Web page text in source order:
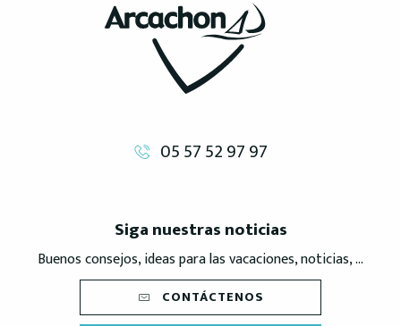
05 57 52 97 97
Siga nuestras noticias
Buenos consejos, ideas para las vacaciones, noticias, ...
CONTÁCTENOS